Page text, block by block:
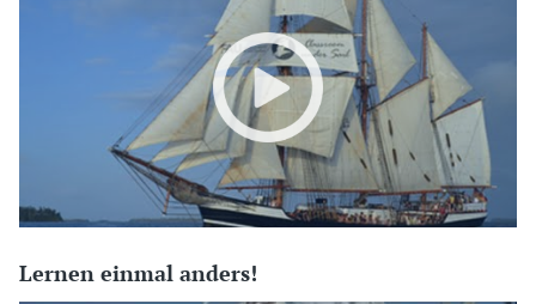
Lernen einmal anders!